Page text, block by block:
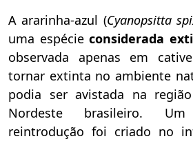
A ararinha-azul (Cyanopsitta
uma espécieconsiderada
observada apenas em
tornar extinta no ambiente
podia ser avistada na
Nordeste brasileiro.
reintrodução foi criado no